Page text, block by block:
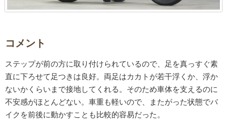
コメント
ステップが前の方に取り付けられているので、足を真っすぐ素
直に下ろせて足つきは良好。両足はカカトが若干浮くか、浮か
ないかくらいまで接地してくれる。そのため車体を支えるのに
不安感がほとんどない。車重も軽いので、またがった状態でバ
イクを前後に動かすことも比較的容易だった。